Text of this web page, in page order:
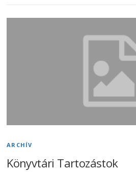
ARCHÍV
Könyvtári Tartozástok